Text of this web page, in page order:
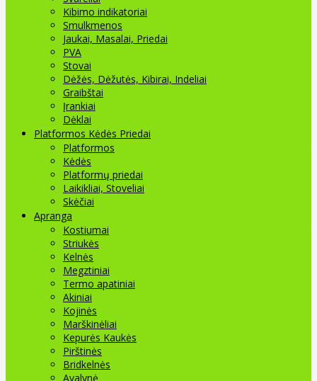
Kibimo indikatoriai
Smulkmenos
Jaukai, Masalai, Priedai
PVA
Stovai
Dėžės, Dėžutės, Kibirai, Indeliai
Graibštai
Įrankiai
Dėklai
Platformos Kėdės Priedai
Platformos
Kėdės
Platformų priedai
Laikikliai, Stoveliai
Skėčiai
Apranga
Kostiumai
Striukės
Kelnės
Megztiniai
Termo apatiniai
Akiniai
Kojinės
Marškinėliai
Kepurės Kaukės
Pirštinės
Bridkelnės
Avalynė